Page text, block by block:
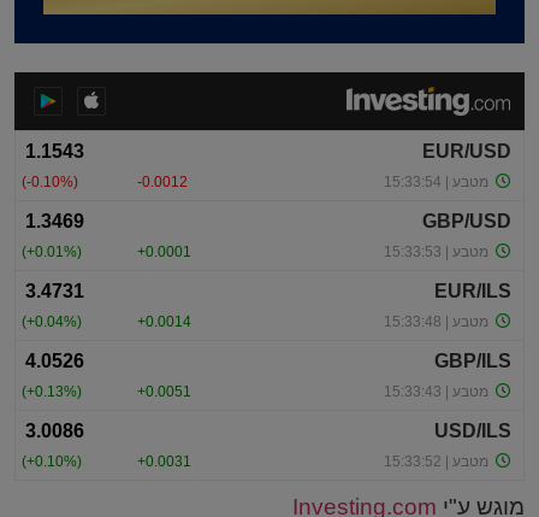
מוגש ע"י Investing.com